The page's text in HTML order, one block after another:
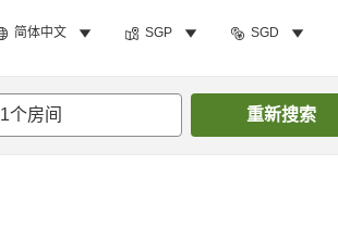
简体中文 SGP SGD
1个房间 重新搜索
搜索客房